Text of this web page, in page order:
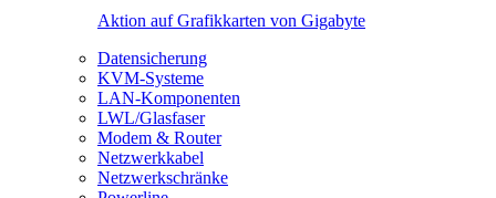
Aktion auf Grafikkarten von Gigabyte
Datensicherung
KVM-Systeme
LAN-Komponenten
LWL/Glasfaser
Modem & Router
Netzwerkkabel
Netzwerkschränke